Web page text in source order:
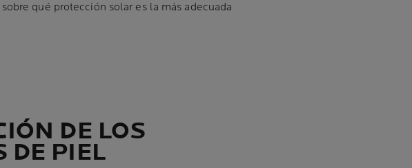
qué protección solar es la más adecuada
DE LOS
DE PIEL